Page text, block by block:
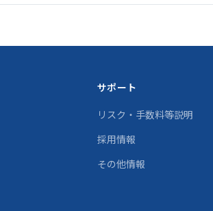
サポート
リスク・手数料等説明
採用情報
その他情報